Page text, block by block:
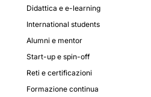
Didattica e e-learning
International students
Alumni e mentor
Start-up e spin-off
Reti e certificazioni
Formazione continua